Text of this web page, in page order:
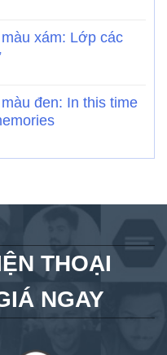
xám: Lớp các
đen: In this time
THOẠI
NGAY